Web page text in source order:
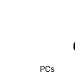
PCs